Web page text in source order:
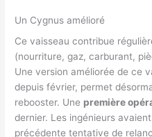
Un Cygnus amélioré
Ce vaisseau contribue
(nourriture, gaz, carburant,
Une version améliorée de ce
depuis février, permet
rebooster. Une première
dernier. Les ingénieurs
précédente tentative de